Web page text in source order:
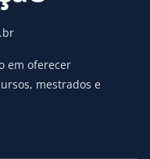
em oferecer
mestrados e